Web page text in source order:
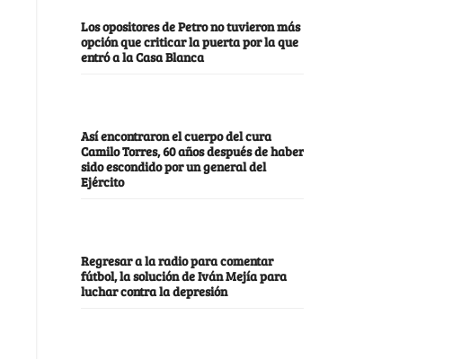
Los opositores de Petro no tuvieron más
opción que criticar la puerta por la que
entró a la Casa Blanca
Así encontraron el cuerpo del cura
Camilo Torres, 60 años después de haber
sido escondido por un general del
Ejército
Regresar a la radio para comentar
fútbol, la solución de Iván Mejía para
luchar contra la depresión